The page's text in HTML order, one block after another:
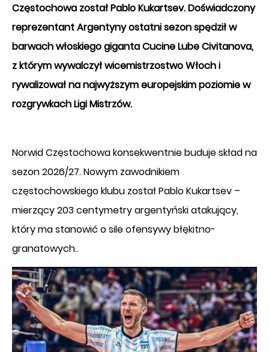
Częstochowa został Pablo Kukartsev. Doświadczony
reprezentant Argentyny ostatni sezon spędził w
barwach włoskiego giganta Cucine Lube Civitanova,
z którym wywalczył wicemistrzostwo Włoch i
rywalizował na najwyższym europejskim poziomie w
rozgrywkach Ligi Mistrzów.
Norwid Częstochowa konsekwentnie buduje skład na
sezon 2026/27. Nowym zawodnikiem
częstochowskiego klubu został Pablo Kukartsev –
mierzący 203 centymetry argentyński atakujący,
który ma stanowić o sile ofensywy błękitno-
granatowych..